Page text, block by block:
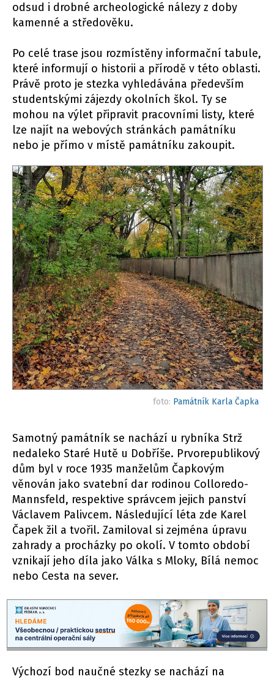
odsud i drobné archeologické nálezy z doby
kamenné a středověku.
Po celé trase jsou rozmístěny informační tabule,
které informují o historii a přírodě v této oblasti.
Právě proto je stezka vyhledávána především
studentskými zájezdy okolních škol. Ty se
mohou na výlet připravit pracovními listy, které
lze najít na webových stránkách památníku
nebo je přímo v místě památníku zakoupit.
foto: Památník Karla Čapka
Samotný památník se nachází u rybníka Strž
nedaleko Staré Hutě u Dobříše. Prvorepublikový
dům byl v roce 1935 manželům Čapkovým
věnován jako svatební dar rodinou Colloredo-
Mannsfeld, respektive správcem jejich panství
Václavem Palivcem. Následující léta zde Karel
Čapek žil a tvořil. Zamiloval si zejména úpravu
zahrady a procházky po okolí. V tomto období
vznikají jeho díla jako Válka s Mloky, Bílá nemoc
nebo Cesta na sever.
Výchozí bod naučné stezky se nachází na